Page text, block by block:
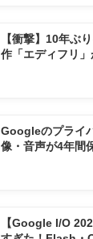
【衝撃】10年ぶ
作「エディフリ
Googleのプライ
像・音声が4年間
【Google I/O